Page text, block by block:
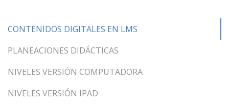
CONTENIDOS DIGITALES EN LMS
PLANEACIONES DIDÁCTICAS
NIVELES VERSIÓN COMPUTADORA
NIVELES VERSIÓN IPAD